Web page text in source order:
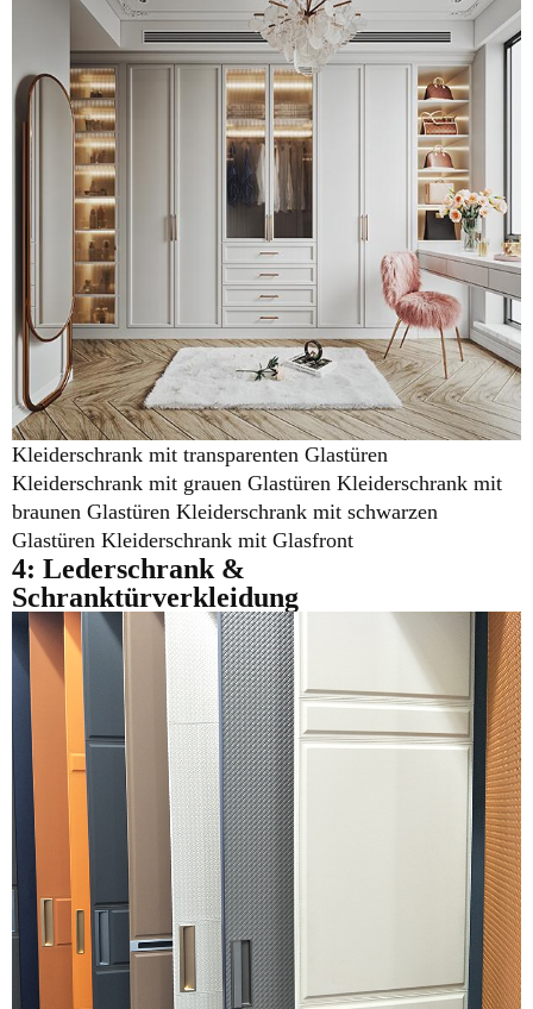
Kleiderschrank mit transparenten Glastüren
Kleiderschrank mit grauen Glastüren Kleiderschrank mit
braunen Glastüren Kleiderschrank mit schwarzen
Glastüren Kleiderschrank mit Glasfront
4: Lederschrank &
Schranktürverkleidung